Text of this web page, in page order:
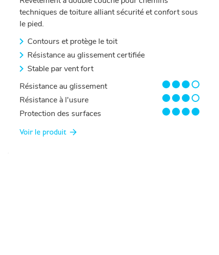
techniques de toiture alliant sécurité et confort sous
le pied.
Contours et protège le toit
Résistance au glissement certifiée
Stable par vent fort
Résistance au glissement
3/4
Résistance à l'usure
3/4
Protection des surfaces
4/4
Voir le produit